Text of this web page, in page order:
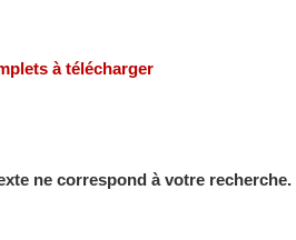
à télécharger
ne correspond à votre recherche.